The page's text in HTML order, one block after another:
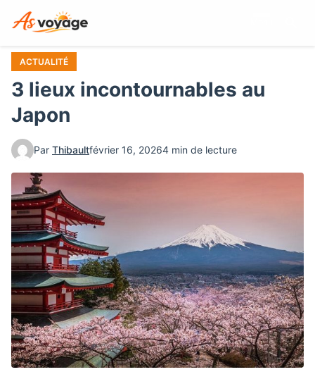
principal
ACTUALITÉ
3 lieux incontournables au
Japon
Par Thibaultfévrier 16, 20264 min de lecture